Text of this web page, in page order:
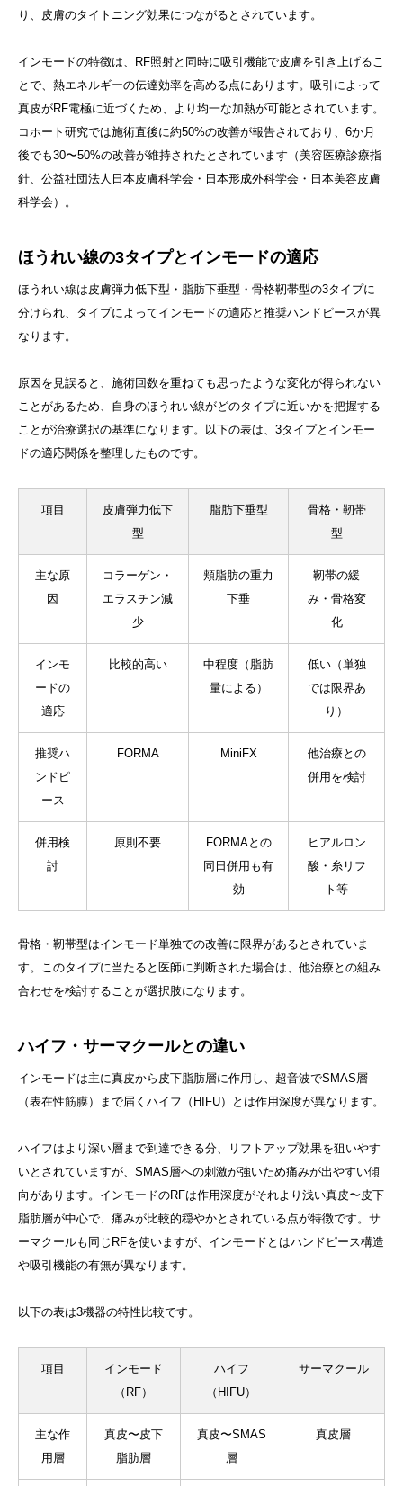
り、皮膚のタイトニング効果につながるとされています。
インモードの特徴は、RF照射と同時に吸引機能で皮膚を引き上げるこ
とで、熱エネルギーの伝達効率を高める点にあります。吸引によって
真皮がRF電極に近づくため、より均一な加熱が可能とされています。
コホート研究では施術直後に約50%の改善が報告されており、6か月
後でも30〜50%の改善が維持されたとされています（美容医療診療指
針、公益社団法人日本皮膚科学会・日本形成外科学会・日本美容皮膚
科学会）。
ほうれい線の3タイプとインモードの適応
ほうれい線は皮膚弾力低下型・脂肪下垂型・骨格靭帯型の3タイプに
分けられ、タイプによってインモードの適応と推奨ハンドピースが異
なります。
原因を見誤ると、施術回数を重ねても思ったような変化が得られない
ことがあるため、自身のほうれい線がどのタイプに近いかを把握する
ことが治療選択の基準になります。以下の表は、3タイプとインモー
ドの適応関係を整理したものです。
項目
皮膚弾力低下
型
脂肪下垂型
骨格・靭帯
型
主な原
因
コラーゲン・
エラスチン減
少
頬脂肪の重力
下垂
靭帯の緩
み・骨格変
化
インモ
ードの
適応
比較的高い
中程度（脂肪
量による）
低い（単独
では限界あ
り）
推奨ハ
ンドピ
ース
FORMA MiniFX
他治療との
併用を検討
併用検
討
原則不要
FORMAとの
同日併用も有
効
ヒアルロン
酸・糸リフ
ト等
骨格・靭帯型はインモード単独での改善に限界があるとされていま
す。このタイプに当たると医師に判断された場合は、他治療との組み
合わせを検討することが選択肢になります。
ハイフ・サーマクールとの違い
インモードは主に真皮から皮下脂肪層に作用し、超音波でSMAS層
（表在性筋膜）まで届くハイフ（HIFU）とは作用深度が異なります。
ハイフはより深い層まで到達できる分、リフトアップ効果を狙いやす
いとされていますが、SMAS層への刺激が強いため痛みが出やすい傾
向があります。インモードのRFは作用深度がそれより浅い真皮〜皮下
脂肪層が中心で、痛みが比較的穏やかとされている点が特徴です。サ
ーマクールも同じRFを使いますが、インモードとはハンドピース構造
や吸引機能の有無が異なります。
以下の表は3機器の特性比較です。
項目
インモード
（RF）
ハイフ
（HIFU）
サーマクール
主な作
用層
真皮〜皮下
脂肪層
真皮〜SMAS
層
真皮層